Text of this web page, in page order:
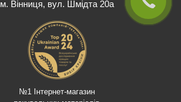
м. Вінниця, вул. Шмідта 20а
№1 Інтернет-магазин